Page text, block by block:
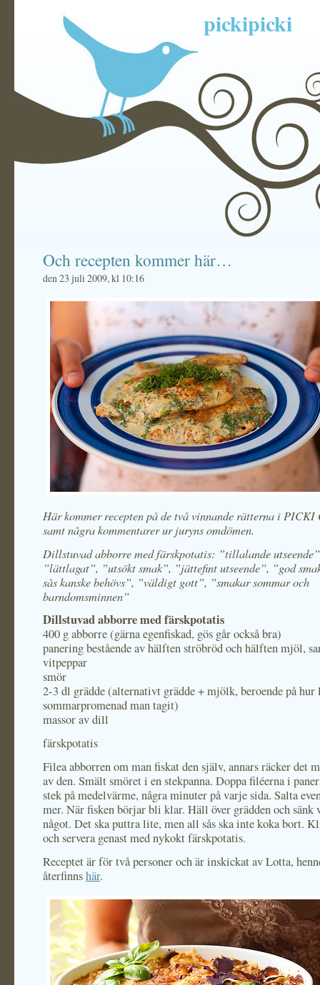
pickipicki
Och recepten kommer här…
den 23 juli 2009, kl 10:16
Här kommer recepten på de två vinnande rätterna i PICKI
samt några kommentarer ur juryns omdömen.
Dillstuvad abborre med färskpotatis: ”tillalande
”lättlagat”, ”utsökt smak”, ”jättefint utseende”, ”god
sås kanske behövs”, ”väldigt gott”, ”smakar sommar och
barndomsminnen”
Dillstuvad abborre med färskpotatis
400 g abborre (gärna egenfiskad, gös går också bra)
panering bestående av hälften ströbröd och hälften mjöl,
vitpeppar
smör
2-3 dl grädde (alternativt grädde + mjölk, beroende på hur
sommarpromenad man tagit)
massor av dill
färskpotatis
Filea abborren om man fiskat den själv, annars räcker det
av den. Smält smöret i en stekpanna. Doppa filéerna i
stek på medelvärme, några minuter på varje sida. Salta
mer. När fisken börjar bli klar. Häll över grädden och sänk
något. Det ska puttra lite, men all sås ska inte koka bort.
och servera genast med nykokt färskpotatis.
Receptet är för två personer och är inskickat av Lotta,
återfinnshär.